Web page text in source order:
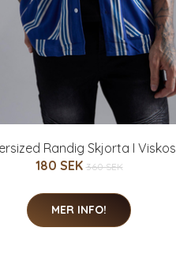
Randig Skjorta I Viskos
180 SEK 360 SEK
MER INFO!